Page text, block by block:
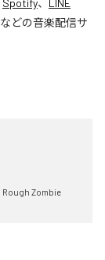
Spotify、 LINE
などの音楽配信サ
Rough Zombie